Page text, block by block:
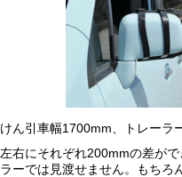
けん引車幅1700mm、トレーラ
左右にそれぞれ200mmの差が
ラーでは見渡せません。もちろ